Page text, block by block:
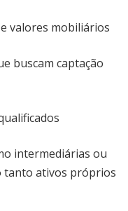
valores mobiliários
buscam captação
intermediárias ou
tanto ativos próprios